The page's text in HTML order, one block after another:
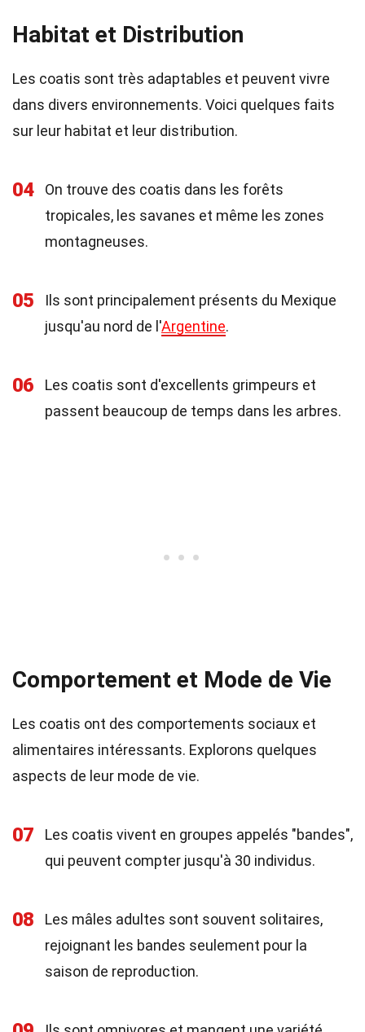
Habitat et Distribution
Les coatis sont très adaptables et peuvent vivre
dans divers environnements. Voici quelques faits
sur leur habitat et leur distribution.
04
On trouve des coatis dans les forêts
tropicales, les savanes et même les zones
montagneuses.
05
Ils sont principalement présents du Mexique
jusqu'au nord de l'Argentine.
06
Les coatis sont d'excellents grimpeurs et
passent beaucoup de temps dans les arbres.
Comportement et Mode de Vie
Les coatis ont des comportements sociaux et
alimentaires intéressants. Explorons quelques
aspects de leur mode de vie.
07
Les coatis vivent en groupes appelés "bandes",
qui peuvent compter jusqu'à 30 individus.
08
Les mâles adultes sont souvent solitaires,
rejoignant les bandes seulement pour la
saison de reproduction.